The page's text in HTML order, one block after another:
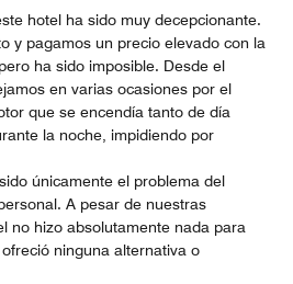
hotel ha sido muy decepcionante.
y pagamos un precio elevado con la
ha sido imposible. Desde el
en varias ocasiones por el
que se encendía tanto de día
la noche, impidiendo por
únicamente el problema del
A pesar de nuestras
no hizo absolutamente nada para
ninguna alternativa o